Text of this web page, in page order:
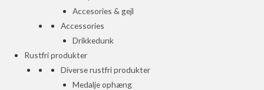
Accesories & gejl
Accessories
Drikkedunk
Rustfri produkter
Diverse rustfri produkter
Medalje ophæng